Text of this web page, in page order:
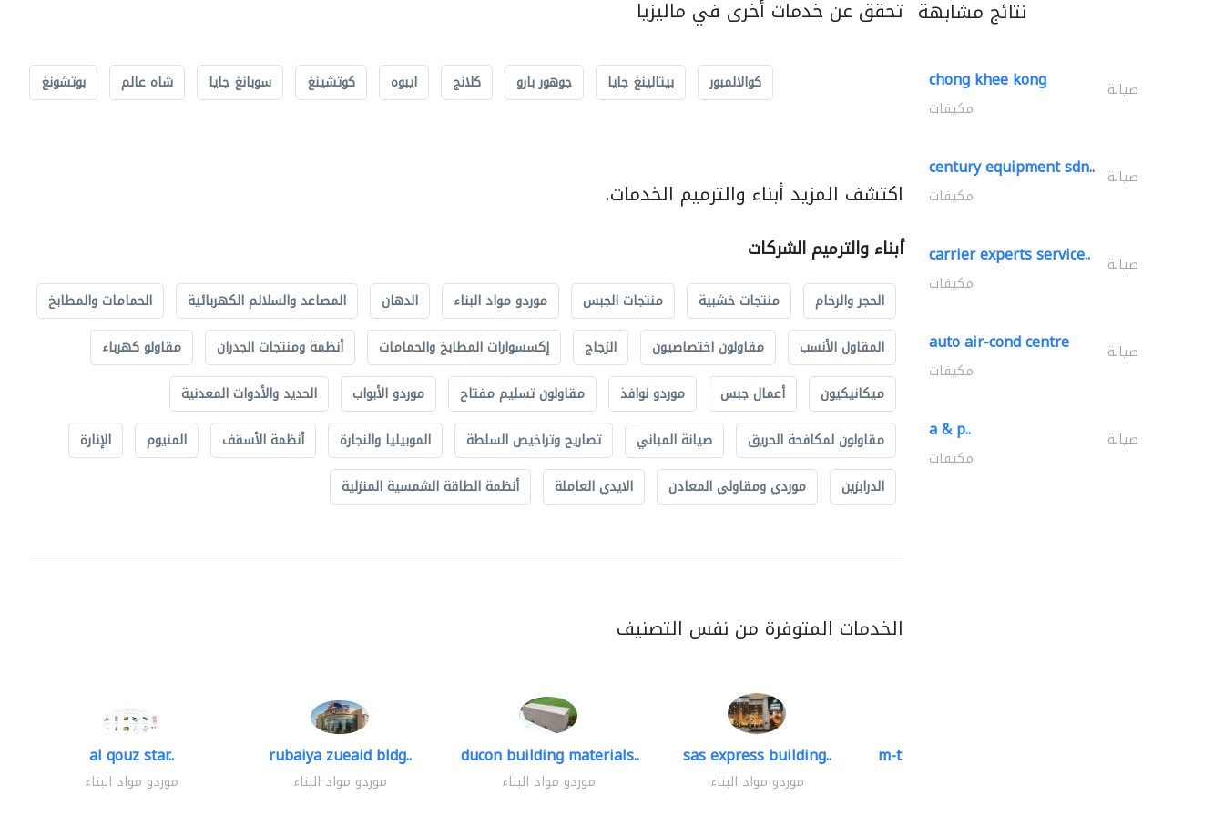
تحقق عن خدمات أخرى في ماليزيا
كوالالمبور بيتالينغ جايا جوهور بارو كلانج ايبوه كوتشينغ سوبانغ جايا شاه عالم بوتشونغ
اكتشف المزيد أبناء والترميم الخدمات.
أبناء والترميم الشركات
الحجر والرخام منتجات خشبية منتجات الجبس موردو مواد البناء الدهان المصاعد والسلالم الكهربائية
الحمامات والمطابخ
المقاول الأنسب
مقاولون اختصاصيون الزجاج إكسسوارات المطابخ والحمامات أنظمة ومنتجات الجدران
مقاولو كهرباء
ميكانيكيون
أعمال جبس موردو نوافذ مقاولون تسليم مفتاح موردو الأبواب
الحديد والأدوات المعدنية
مقاولون لمكافحة الحريق
صيانة المباني تصاريح وتراخيص السلطة الموبيليا والنجارة أنظمة الأسقف المنيوم
الإنارة
الدرابزين
موردي ومقاولي المعادن الايدي العاملة أنظمة الطاقة الشمسية المنزلية
الخدمات المتوفرة من نفس التصنيف
al qouz star..
موردو مواد البناء
rubaiya zueaid bldg..
موردو مواد البناء
ducon building materials..
موردو مواد البناء
sas express building..
موردو مواد البناء
m-three building materials
نتائج مشابهة
chong khee kong صيانة
مكيفات
century equipment sdn.. صيانة
مكيفات
carrier experts service.. صيانة
مكيفات
auto air-cond centre صيانة
مكيفات
a & p.. صيانة
مكيفات